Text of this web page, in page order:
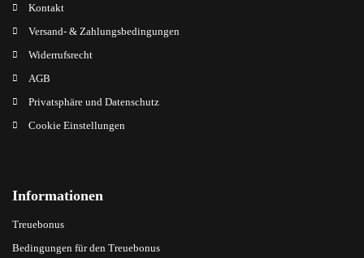
Kontakt
Versand- & Zahlungsbedingungen
Widerrufsrecht
AGB
Privatsphäre und Datenschutz
Cookie Einstellungen
Informationen
Treuebonus
Bedingungen für den Treuebonus